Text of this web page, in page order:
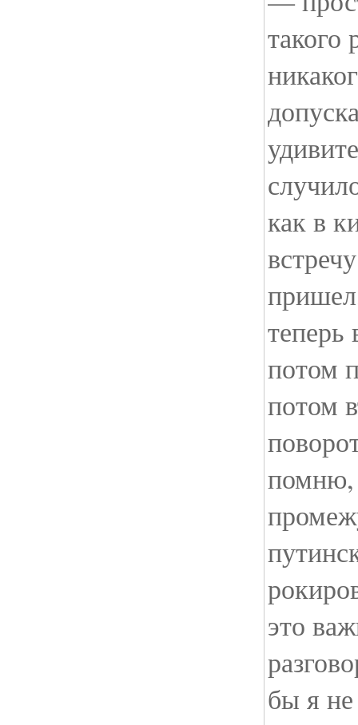
такого
как в
теперь
потом
потом
помню,
это
бы я